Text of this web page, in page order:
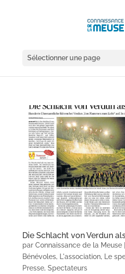
Sélectionner une page
Die Schlacht von Verdun
par Connaissance de la Meuse|
Bénévoles, L'association, Le
Presse, Spectateurs